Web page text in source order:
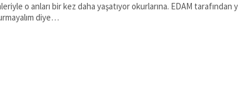
o anları bir kez daha yaşatıyor okurlarına. EDAM
diye…